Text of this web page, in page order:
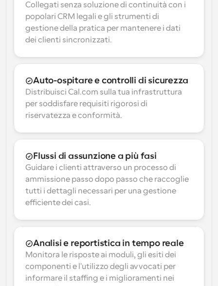
Collegati senza soluzione di continuità con i
popolari CRM legali e gli strumenti di
gestione della pratica per mantenere i dati
dei clienti sincronizzati.
Auto-ospitare e controlli di sicurezza
Distribuisci Cal.com sulla tua infrastruttura
per soddisfare requisiti rigorosi di
riservatezza e conformità.
Flussi di assunzione a più fasi
Guidare i clienti attraverso un processo di
ammissione passo dopo passo che raccoglie
tutti i dettagli necessari per una gestione
efficiente dei casi.
Analisi e reportistica in tempo reale
Monitora le risposte ai moduli, gli esiti dei
componenti e l'utilizzo degli avvocati per
informare il staffing e i miglioramenti nei